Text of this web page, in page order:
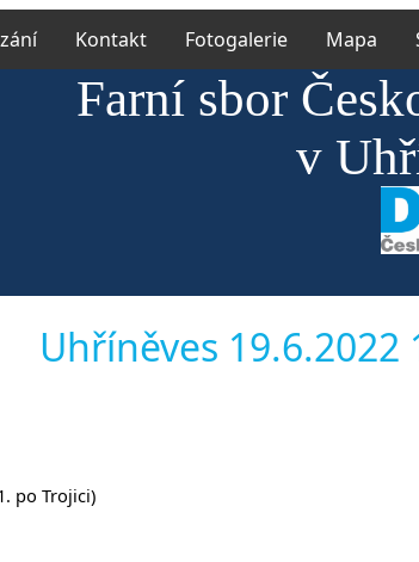
Kontakt Fotogalerie Mapa
Farní sbor
v
Uhříněves 19.6.2022
po Trojici)